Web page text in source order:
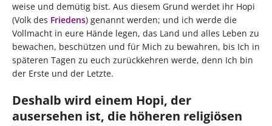
weise und demütig bist. Aus diesem Grund werdet ihr Hopi
(Volk des Friedens) genannt werden; und ich werde die
Vollmacht in eure Hände legen, das Land und alles Leben zu
bewachen, beschützen und für Mich zu bewahren, bis Ich in
späteren Tagen zu euch zurückkehren werde, denn Ich bin
der Erste und der Letzte.
Deshalb wird einem Hopi, der
ausersehen ist, die höheren religiösen